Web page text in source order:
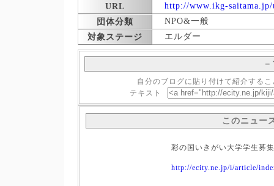
URL
http://www.ikg-
団体分類
NPO&一般
対象ステージ
エルダー
自分のブログに貼り付けて紹介する
テキスト
このニュー
彩の国いきがい大学学生募集
http://ecity.ne.jp/i/article/